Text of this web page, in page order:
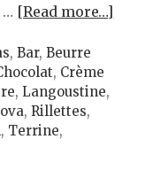
… [Read more…]
,Bar,Beurre
, Crème
,Langoustine,
,Rillettes,
, Terrine,